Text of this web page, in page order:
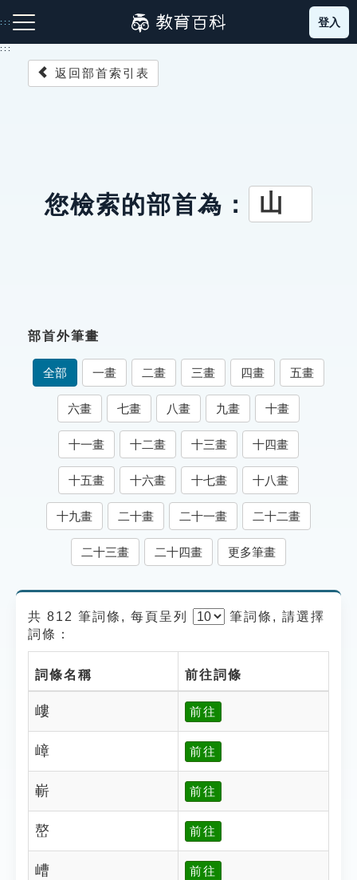
到
主
:::
成語故事
索引選單
知識索引
單字索引
生命大百科索引
遊戲專區
貓頭鷹博士
登入
:::
返回部首索引表
您檢索的部首為： 山
部首外筆畫
全部 一畫 二畫 三畫 四畫 五畫
六畫 七畫 八畫 九畫 十畫
十一畫 十二畫 十三畫 十四畫
十五畫 十六畫 十七畫 十八畫
十九畫 二十畫 二十一畫 二十二畫
二十三畫 二十四畫 更多筆畫
共 812 筆詞條, 每頁呈列 筆詞條, 請選擇
詞條：
詞條名稱 前往詞條
嶁 前往
嶂 前往
嶄 前往
嶅 前往
嶆 前往